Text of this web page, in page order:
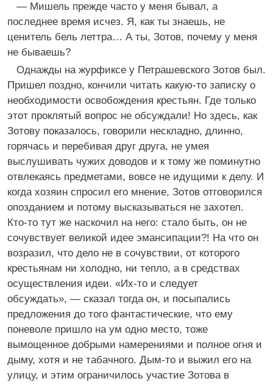
— Мишель прежде часто у меня бывал, а
последнее время исчез. Я, как ты знаешь, не
ценитель бель леттра… А ты, Зотов, почему у меня
не бываешь?
Однажды на журфиксе у Петрашевского Зотов был.
Пришел поздно, кончили читать какую-то записку о
необходимости освобождения крестьян. Где только
этот проклятый вопрос не обсуждали! Но здесь, как
Зотову показалось, говорили нескладно, длинно,
горячась и перебивая друг друга, не умея
выслушивать чужих доводов и к тому же поминутно
отвлекаясь предметами, вовсе не идущими к делу. И
когда хозяин спросил его мнение, Зотов отговорился
опозданием и потому высказываться не захотел.
Кто-то тут же наскочил на него: стало быть, он не
сочувствует великой идее эмансипации?! На что он
возразил, что дело не в сочувствии, от которого
крестьянам ни холодно, ни тепло, а в средствах
осуществления идеи. «Их-то и следует
обсуждать», — сказал тогда он, и посыпались
предложения до того фантастические, что ему
поневоле пришло на ум одно место, тоже
вымощенное добрыми намерениями и полное огня и
дыму, хотя и не табачного. Дым-то и выжил его на
улицу, и этим ограничилось участие Зотова в